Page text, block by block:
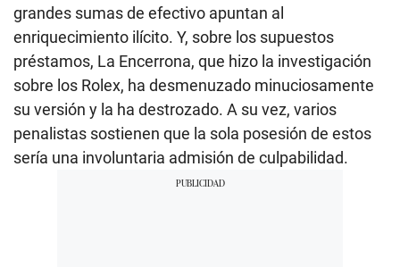
grandes sumas de efectivo apuntan al
enriquecimiento ilícito. Y, sobre los supuestos
préstamos, La Encerrona, que hizo la investigación
sobre los Rolex, ha desmenuzado minuciosamente
su versión y la ha destrozado. A su vez, varios
penalistas sostienen que la sola posesión de estos
sería una involuntaria admisión de culpabilidad.